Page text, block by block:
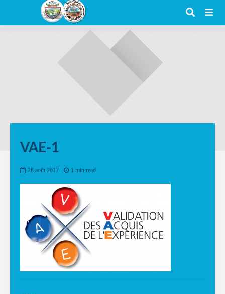
VAE-1
28 août 2017 1 min read